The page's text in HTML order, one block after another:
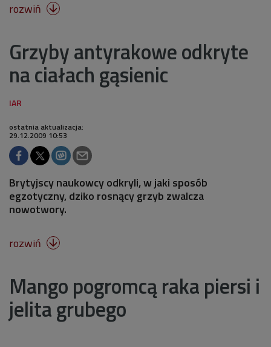
rozwiń 
Grzyby antyrakowe odkryte
na ciałach gąsienic
ostatnia aktualizacja:
29.12.2009 10:53
Brytyjscy naukowcy odkryli, w jaki sposób
egzotyczny, dziko rosnący grzyb zwalcza
nowotwory.
rozwiń 
Mango pogromcą raka piersi i
jelita grubego